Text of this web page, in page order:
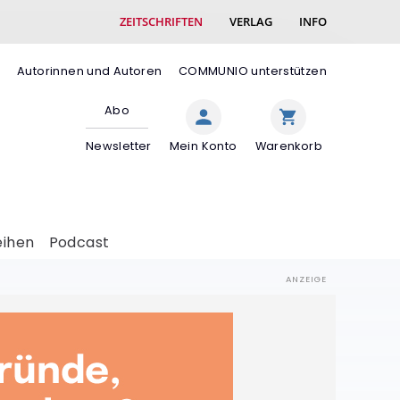
ZEITSCHRIFTEN VERLAG INFO
Autorinnen und Autoren COMMUNIO unterstützen
Abo
Newsletter Mein Konto Warenkorb
Podcast